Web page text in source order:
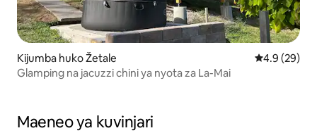
Kijumba huko Žetale Ukadiriaji
4.9 (29)
Glamping na jacuzzi chini ya nyota za La-Mai
Maeneo ya kuvinjari